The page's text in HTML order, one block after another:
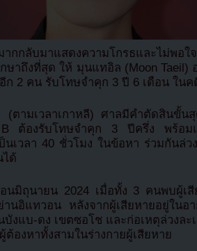
มากกลับมาแสดงความโกรธและไม่พ
ษาถึงที่สุด ให้ มุนแทอิล (Moon Taeil)
ก 2 คน รับโทษจำคุก 3 ปี 6 เดือน ในค
ตามเวลาเกาหลี) ศาลมีคำตัดสินขั้น
ต้องรับโทษจำคุก 3 ปีครึ่ง พร้อมเ
นเวลา 40 ชั่วโมง ในข้อหา ร่วมกันล่ว
ด้
นมิถุนายน 2024 เมื่อทั้ง 3 คนพบผู้เสี
นอิแทวอน หลังจากผู้เสียหายอยู่ในอ
งแบ-ดง เขตซอโช และก่อเหตุล่วงละ
องหาทั้งสามในร่างกายผู้เสียหาย